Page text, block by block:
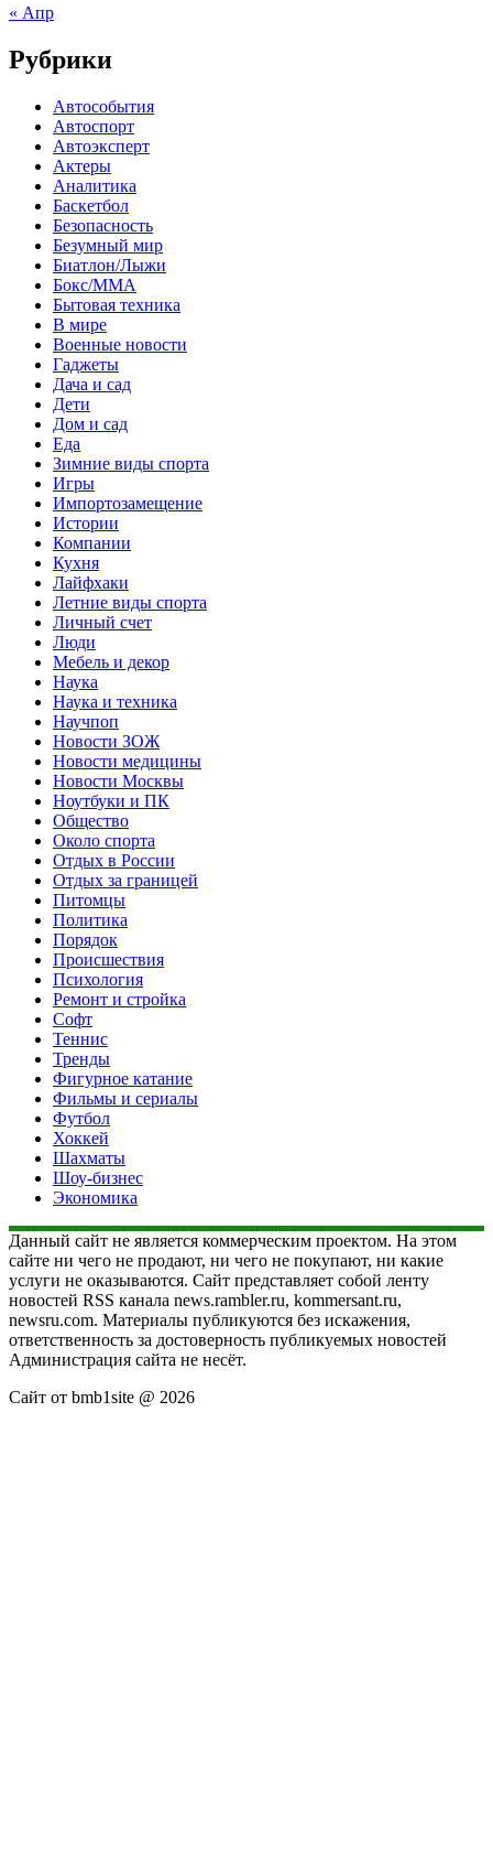
« Апр
Рубрики
Автособытия
Автоспорт
Автоэксперт
Актеры
Аналитика
Баскетбол
Безопасность
Безумный мир
Биатлон/Лыжи
Бокс/MMA
Бытовая техника
В мире
Военные новости
Гаджеты
Дача и сад
Дети
Дом и сад
Еда
Зимние виды спорта
Игры
Импортозамещение
Истории
Компании
Кухня
Лайфхаки
Летние виды спорта
Личный счет
Люди
Мебель и декор
Наука
Наука и техника
Научпоп
Новости ЗОЖ
Новости медицины
Новости Москвы
Ноутбуки и ПК
Общество
Около спорта
Отдых в России
Отдых за границей
Питомцы
Политика
Порядок
Происшествия
Психология
Ремонт и стройка
Софт
Теннис
Тренды
Фигурное катание
Фильмы и сериалы
Футбол
Хоккей
Шахматы
Шоу-бизнес
Экономика
Данный сайт не является коммерческим проектом. На этом
сайте ни чего не продают, ни чего не покупают, ни какие
услуги не оказываются. Сайт представляет собой ленту
новостей RSS канала news.rambler.ru, kommersant.ru,
newsru.com. Материалы публикуются без искажения,
ответственность за достоверность публикуемых новостей
Администрация сайта не несёт.
Сайт от bmb1site @ 2026